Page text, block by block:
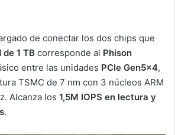
de conectar los dos chips que
de 1 TB corresponde al Phison
entre las unidades PCIe Gen5x4,
TSMC de 7 nm con 3 núcleos ARM
Alcanza los 1,5M IOPS en lectura y
.